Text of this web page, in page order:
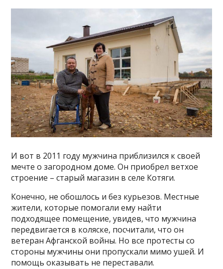
И вот в 2011 году мужчина приблизился к своей
мечте о загородном доме. Он приобрел ветхое
строение – старый магазин в селе Котяги.
Конечно, не обошлось и без курьезов. Местные
жители, которые помогали ему найти
подходящее помещение, увидев, что мужчина
передвигается в коляске, посчитали, что он
ветеран Афганской войны. Но все протесты со
стороны мужчины они пропускали мимо ушей. И
помощь оказывать не переставали.